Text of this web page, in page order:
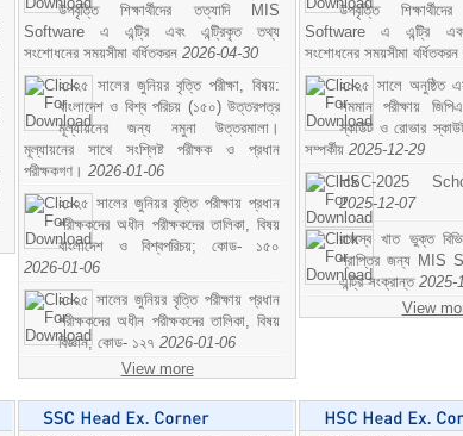
উপবৃত্তি শিক্ষার্থীদের তত্যাদি MIS
Software এ এন্ট্রি এবং এন্ট্রিকৃত তথ্য
সংশোধনের সময়সীমা বর্ধিতকরন 2026-04-30
২০২৫ সালের জুনিয়র বৃত্তি পরীক্ষা, বিষয়:
বাংলাদেশ ও বিশ্ব পরিচয় (১৫০) উত্তরপত্র
মূল্যায়নের জন্য নমুনা উত্তরমালা।
মূল্যায়নের সাথে সংশ্লিষ্ট পরীক্ষক ও প্রধান
পরীক্ষকগণ। 2026-01-06
২০২৫ সালের জুনিয়র বৃত্তি পরীক্ষায় প্রধান
পরীক্ষকদের অধীন পরীক্ষকদের তালিকা, বিষয়
বাংলাদেশ ও বিশ্বপরিচয়; কোড- ১৫০
2026-01-06
২০২৫ সালের জুনিয়র বৃত্তি পরীক্ষায় প্রধান
পরীক্ষকদের অধীন পরীক্ষকদের তালিকা, বিষয়
বিজ্ঞান; কোড- ১২৭ 2026-01-06
View more
উপবৃত্তি
Software এ এন্ট্রি
সংশোধনের সময়সীমা বর্ধিতকরন
২০২৫ সালে অনুষ্ঠিত
সমমান পরীক্ষায়
স্কাউট ও রোভার
সম্পর্কীয় 2025-12-29
HSC-2025
2025-12-07
রাজস্ব খাত ভুক্ত
প্রাপ্তির জন্য MIS
এন্ট্রি সংক্রান্ত 2025-
View